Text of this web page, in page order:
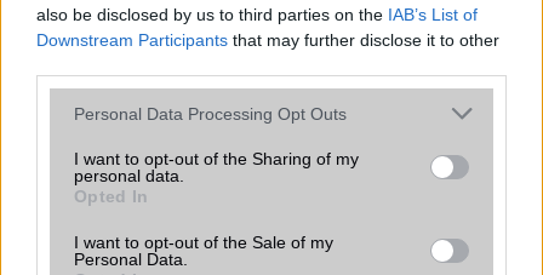
also be disclosed by us to third parties on the IAB’s List of
Downstream Participants that may further disclose it to other
Please note that this website/app uses one or more Google
not limited to your visit or usage behaviour. You may click to
grant or deny consent to Google and its third-party tags to
use your data for below specified purposes in below Google
consent section.
Personal Data Processing Opt Outs
I want to opt-out of the Sharing of my
personal data.
Opted In
I want to opt-out of the Sale of my
Personal Data.
Az Android rejtett automatizmusai: hat
funkció, amely észrevétlenül könnyíti
meg a mindennapokat
2026.06.14
| Android Police
Sok felhasználó külön alkalmazásokra esküszik, pedig az
Android már évek óta olyan intelligens funkciókat kínál,
amelyek maguktól dolgoznak a háttérben.
Ez a rejtett Samsung funkció teljesen
megváltoztatja a mobilhasználatot –